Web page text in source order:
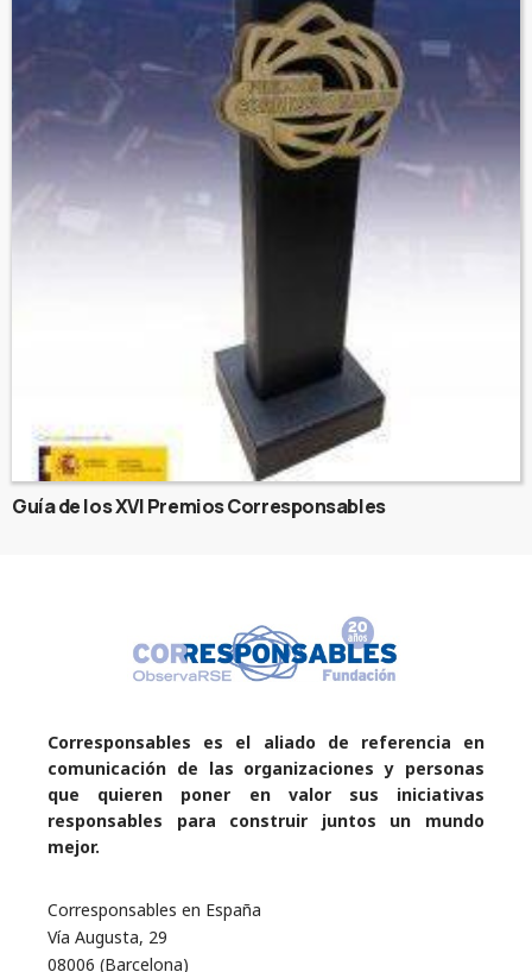
Guía de los XVI Premios Corresponsables
Corresponsables es el aliado de referencia en
comunicación de las organizaciones y personas
que quieren poner en valor sus iniciativas
responsables para construir juntos un mundo
mejor.
Corresponsables en España
Vía Augusta, 29
08006 (Barcelona)